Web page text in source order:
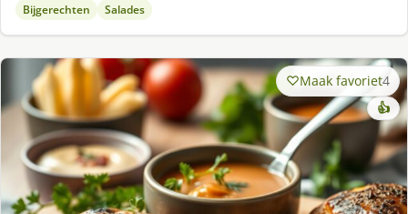
Bijgerechten Salades
Maak favoriet4
👍